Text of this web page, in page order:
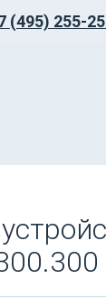
(495) 255-